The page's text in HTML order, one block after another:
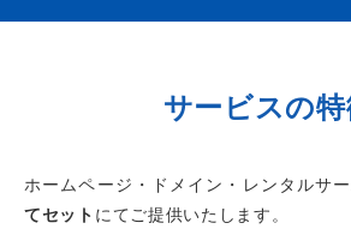
サービスの
ホームページ・ドメイン・レンタルサ
てセット にてご提供いたします。